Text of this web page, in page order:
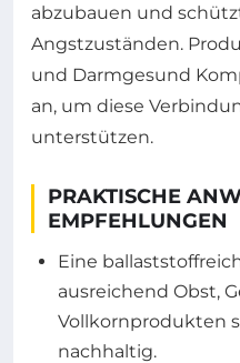
abzubauen und
Angstzuständen.
und Darmgesund
an, um diese
unterstützen.
PRAKTISCHE
EMPFEHLUNGEN
Eine
ausreichend Obst,
Vollkornprodukten
nachhaltig.